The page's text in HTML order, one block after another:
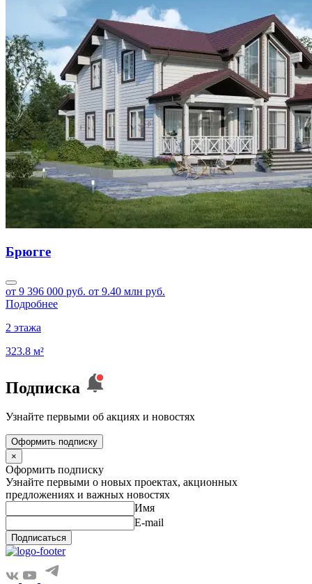
Брюгге
от 9 396 000 руб. от 9.40 млн руб.
Подробнее
2 этажа
323.8 м²
Подписка
Узнайте первыми об акциях и новостях
Оформить подписку
×
Оформить подписку
Узнайте первыми о новых проектах, акционных
предложениях и важных новостях
Имя
E-mail
Подписаться